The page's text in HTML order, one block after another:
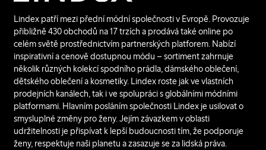
Lindex patří mezi přední módní společnosti v Evropě. Provozuje
přibližně 430 obchodů na 17 trzích a prodává také online po
celém světě prostřednictvím partnerských platforem. Nabízí
inspirativní a cenově dostupnou módu – sortiment zahrnuje
několik různých kolekcí spodního prádla, dámského oblečení,
dětského oblečení a kosmetiky. Lindex roste jak ve vlastních
prodejních kanálech, tak i ve spolupráci s globálními módními
platformami. Hlavním posláním společnosti Lindex je usilovat o
smysluplné změny pro ženy. Jejím závazkem v oblasti
udržitelnosti je přispívat k lepší budoucnosti tím, že podporuje
ženy, respektuje naši planetu a zasazuje se za lidská práva.